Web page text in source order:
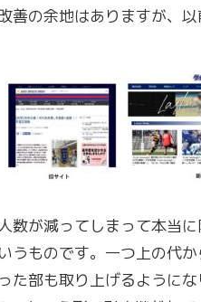
善の余地はありますが、
数が減ってしまって本当
うものです。一つ上の代
た部も取り上げるように